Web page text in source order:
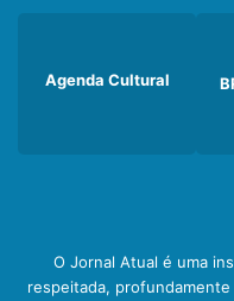
Agenda Cultural
O Jornal Atual é uma
respeitada,